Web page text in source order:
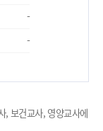
-
-
, 보건교사, 영양교사에